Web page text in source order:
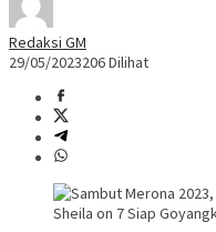
Redaksi GM
29/05/2023206 Dilihat
Sheila on 7 Siap